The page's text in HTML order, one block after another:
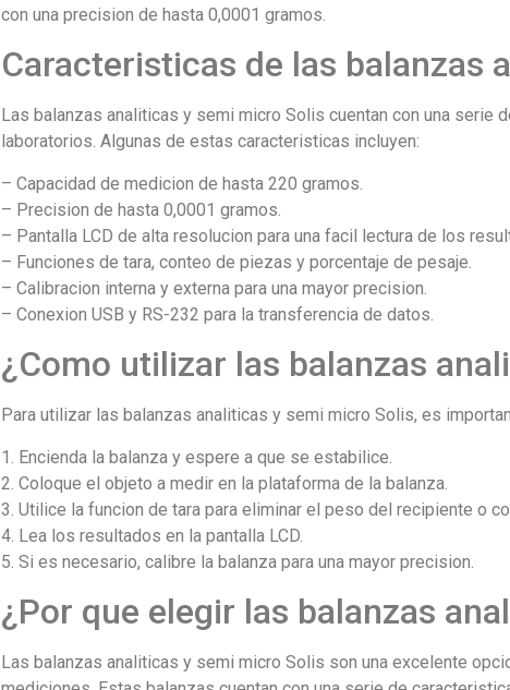
con una precision de hasta 0,0001 gramos.
Caracteristicas de las balanzas
Las balanzas analiticas y semi micro Solis cuentan con una serie
laboratorios. Algunas de estas caracteristicas incluyen:
– Capacidad de medicion de hasta 220 gramos.
– Precision de hasta 0,0001 gramos.
– Pantalla LCD de alta resolucion para una facil lectura de los
– Funciones de tara, conteo de piezas y porcentaje de pesaje.
– Calibracion interna y externa para una mayor precision.
– Conexion USB y RS-232 para la transferencia de datos.
¿Como utilizar las balanzas
Para utilizar las balanzas analiticas y semi micro Solis, es
1. Encienda la balanza y espere a que se estabilice.
2. Coloque el objeto a medir en la plataforma de la balanza.
3. Utilice la funcion de tara para eliminar el peso del recipiente o
4. Lea los resultados en la pantalla LCD.
5. Si es necesario, calibre la balanza para una mayor precision.
¿Por que elegir las balanzas
Las balanzas analiticas y semi micro Solis son una excelente